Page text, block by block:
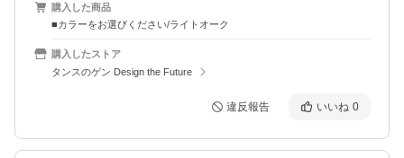
購入した商品
■カラーをお選びください/ライトオーク
購入したストア
タンスのゲン Design the Future
違反報告 いいね 0